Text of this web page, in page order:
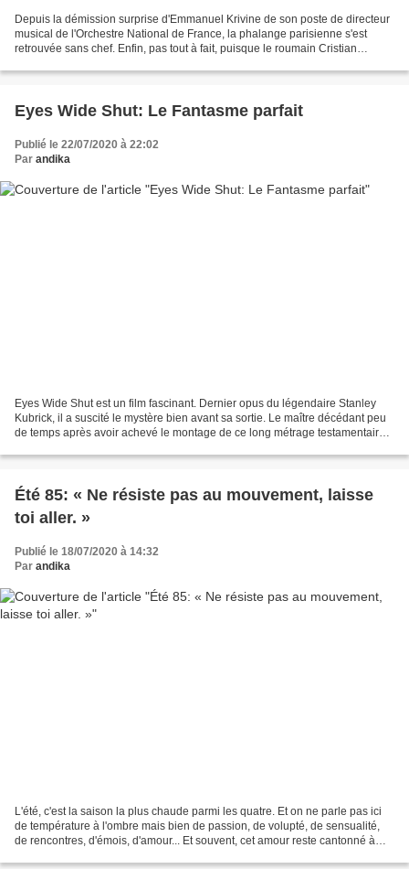
Depuis la démission surprise d'Emmanuel Krivine de son poste de directeur
musical de l'Orchestre National de France, la phalange parisienne s'est
retrouvée sans chef. Enfin, pas tout à fait, puisque le roumain Cristian
Eyes Wide Shut: Le Fantasme parfait
Publié le 22/07/2020 à 22:02
Par andika
Eyes Wide Shut est un film fascinant. Dernier opus du légendaire Stanley
Kubrick, il a suscité le mystère bien avant sa sortie. Le maître décédant peu
de temps après avoir achevé le montage de ce long métrage testamentaire.
Été 85: « Ne résiste pas au mouvement, laisse
toi aller. »
Publié le 18/07/2020 à 14:32
Par andika
L'été, c'est la saison la plus chaude parmi les quatre. Et on ne parle pas ici
de température à l'ombre mais bien de passion, de volupté, de sensualité,
de rencontres, d'émois, d'amour... Et souvent, cet amour reste cantonné à